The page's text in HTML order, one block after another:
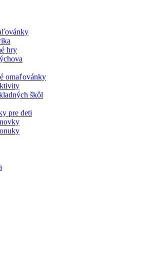
hry
omaľovánky
škôl
pre deti